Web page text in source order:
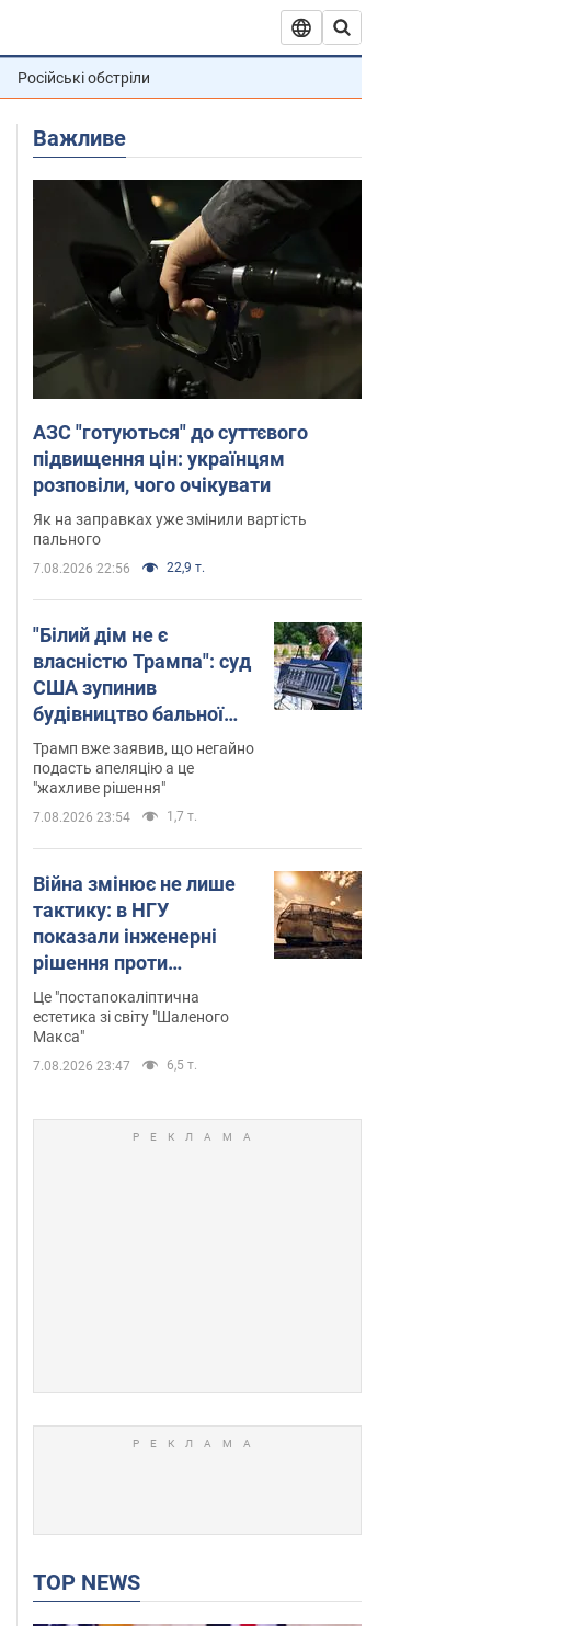
Російські обстріли
Важливе
АЗС "готуються" до суттєвого
підвищення цін: українцям
розповіли, чого очікувати
Як на заправках уже змінили вартість
пального
7.08.2026 22:56 22,9 т.
"Білий дім не є
власністю Трампа": суд
США зупинив
будівництво бальної
зали за $400 млн
Трамп вже заявив, що негайно
подасть апеляцію а це
"жахливе рішення"
7.08.2026 23:54 1,7 т.
Війна змінює не лише
тактику: в НГУ
показали інженерні
рішення проти
російських FPV-дронів.
Фото
Це "постапокаліптична
естетика зі світу "Шаленого
Макса"
7.08.2026 23:47 6,5 т.
TOP NEWS